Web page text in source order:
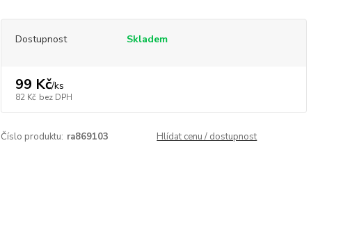
Dostupnost Skladem
99 Kč/ks
82 Kč bez DPH
Číslo produktu: ra869103 Hlídat cenu / dostupnost